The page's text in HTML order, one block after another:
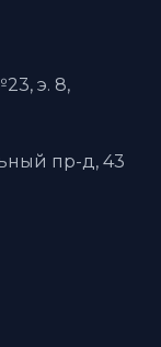
э. 8,
пр-д, 43